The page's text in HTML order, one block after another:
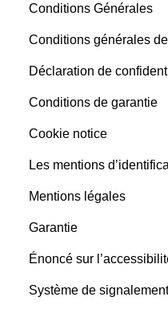
Conditions Générales
Conditions générales
Déclaration de
Conditions de garantie
Cookie notice
Les mentions
Mentions légales
Garantie
Énoncé sur
Système de signalement